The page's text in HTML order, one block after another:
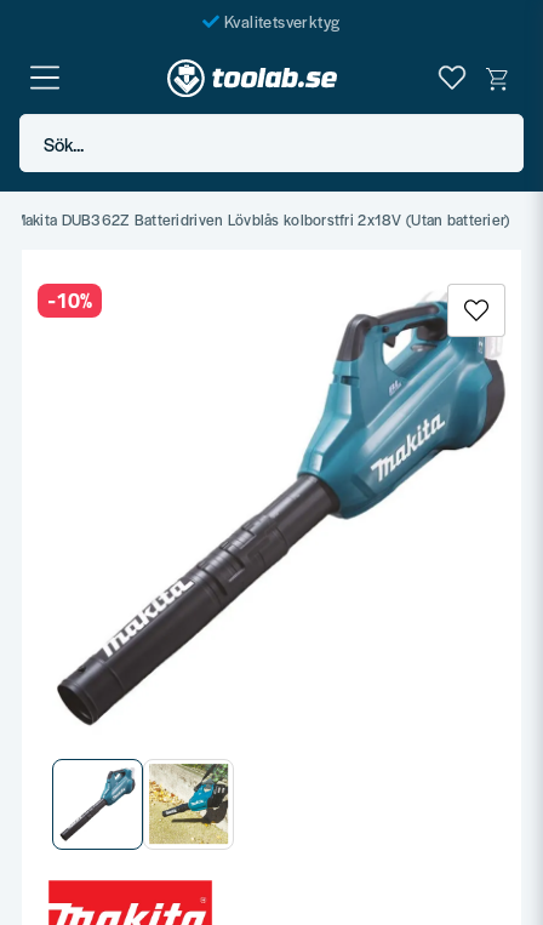
Kvalitetsverktyg
Fraktfritt över 999 SEK*
En järnhandel för alla
Sök...
Makita DUB362Z Batteridriven Lövblås kolborstfri 2x18V (Utan batterier)
-10%